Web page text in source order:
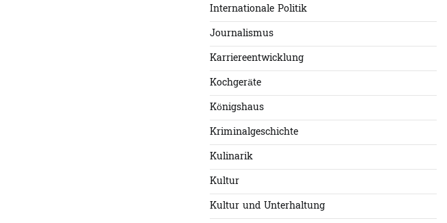
Internationale Politik
Journalismus
Karriereentwicklung
Kochgeräte
Königshaus
Kriminalgeschichte
Kulinarik
Kultur
Kultur und Unterhaltung